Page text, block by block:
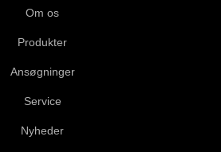
Om os
Produkter
Ansøgninger
Service
Nyheder